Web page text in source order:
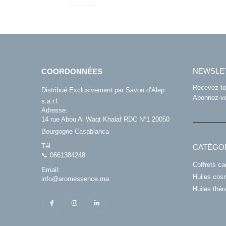
COORDONNÉES
Distribué Exclusivement par Savon d’Alep
s.a.r.l.
Adresse:
14 rue Abou Al Waqt Khalaf RDC N°1 20050
Bourgogne Casablanca
Tél.:
📞 0661384248
Email:
info@aromessence.ma
Recevez
Abonnez-
Coffrets
Huiles
Huiles